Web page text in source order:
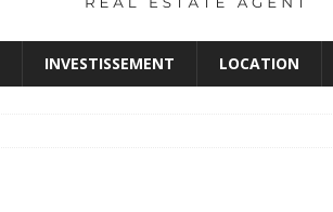
INVESTISSEMENT LOCATION